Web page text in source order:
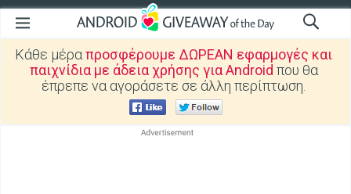
Κάθε μέραπροσφέρουμε ΔΩΡΕΑΝ εφαρμογές και
παιχνίδια με άδεια χρήσης για Android που θα
έπρεπε να αγοράσετε σε άλλη περίπτωση.